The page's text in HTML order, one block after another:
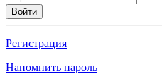
Войти
Регистрация
Напомнить пароль